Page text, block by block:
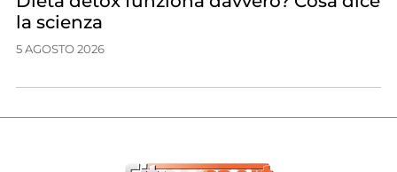
la scienza
5 AGOSTO 2026